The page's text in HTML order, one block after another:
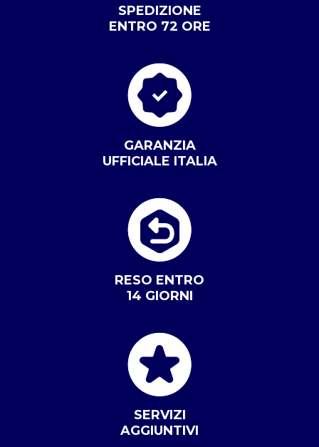
SPEDIZIONE
ENTRO 72 ORE
GARANZIA
UFFICIALE ITALIA
RESO ENTRO
14 GIORNI
SERVIZI
AGGIUNTIVI